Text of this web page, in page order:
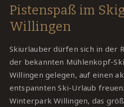
Pistenspaß im
Willingen
Skiurlauber dürfen sich in der
der bekannten Mühlenkopf-
Willingen gelegen, auf einen
entspannten Ski-Urlaub
Winterpark Willingen, das